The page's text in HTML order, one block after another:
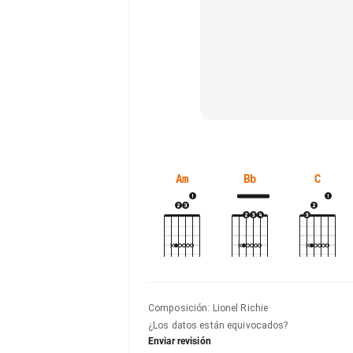
Am Bb C
Composición: Lionel Richie
¿Los datos están equivocados?
Enviar revisión